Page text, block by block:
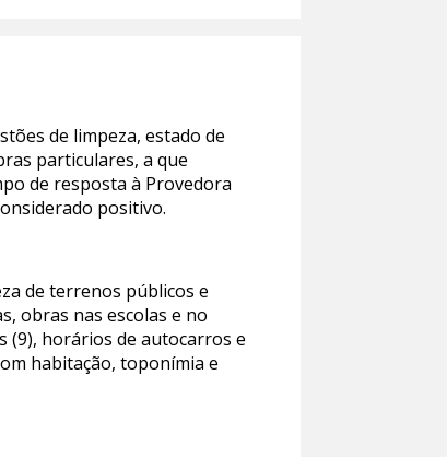
de limpeza, estado de
particulares, a que
de resposta à Provedora
positivo.
de terrenos públicos e
obras nas escolas e no
(9), horários de autocarros e
habitação, toponímia e